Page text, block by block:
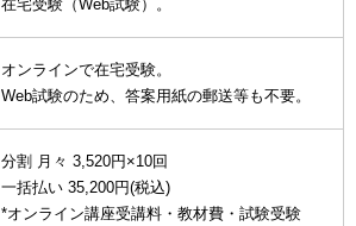
在宅受験（Web試験）。
オンラインで在宅受験。
Web試験のため、答案用紙の郵送等も不要。
分割 月々 3,520円×10回
一括払い 35,200円(税込)
*オンライン講座受講料・教材費・試験受験